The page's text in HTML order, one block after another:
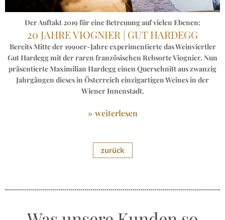
Der Auftakt 2019 für eine Betreuung auf vielen Ebenen:
20 JAHRE VIOGNIER | GUT HARDEGG
Bereits Mitte der 1990er-Jahre experimentierte das Weinviertler
Gut Hardegg mit der raren französischen Rebsorte Viognier. Nun
präsentierte Maximilian Hardegg einen Querschnitt aus zwanzig
Jahrgängen dieses in Österreich einzigartigen Weines in der
Wiener Innenstadt.
weiterlesen
zurück